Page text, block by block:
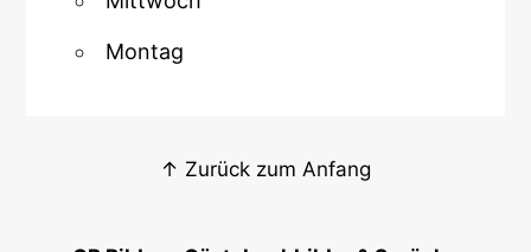
Montag
↑ Zurück zum Anfang